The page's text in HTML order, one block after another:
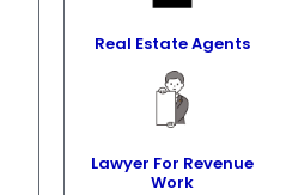
Real Estate Agents
Lawyer For Revenue
Work